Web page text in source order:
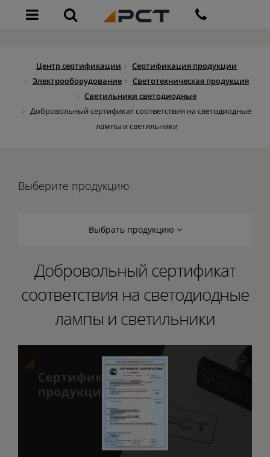
Центр сертификации
Сертификация продукции
Электрооборудование
Светотехническая продукция
Светильники светодиодные
Добровольный сертификат соответствия на светодиодные
лампы и светильники
Выберите продукцию
Выбрать продукцию
Добровольный сертификат
соответствия на светодиодные
лампы и светильники